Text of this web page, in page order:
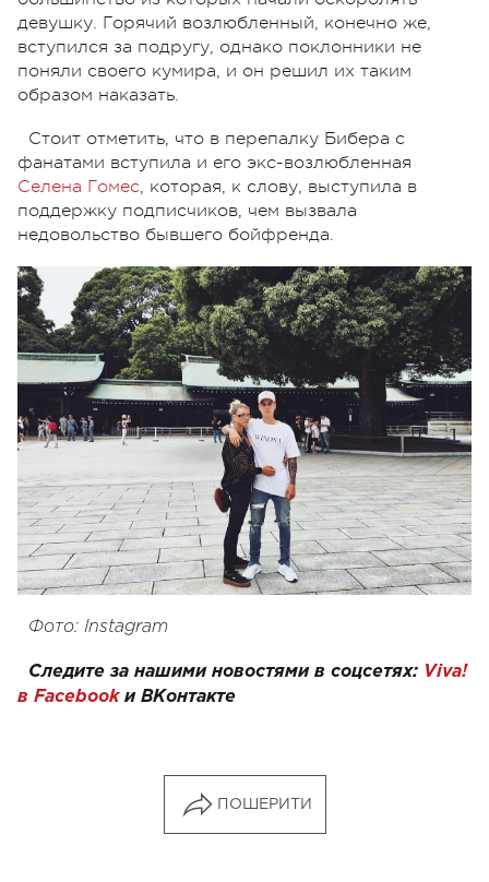
девушку. Горячий возлюбленный, конечно же,
вступился за подругу, однако поклонники не
поняли своего кумира, и он решил их таким
образом наказать.
Стоит отметить, что в перепалку Бибера с
фанатами вступила и его экс-возлюбленная
Селена Гомес, которая, к слову, выступила в
поддержку подписчиков, чем вызвала
недовольство бывшего бойфренда.
Фото: Instagram
Следите за нашими новостями в соцсетях: Viva!
в Facebookи ВКонтакте
ПОШЕРИТИ